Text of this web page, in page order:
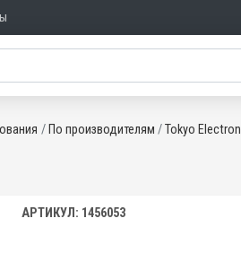
По производителям Tokyo Electron
АРТИКУЛ: 1456053